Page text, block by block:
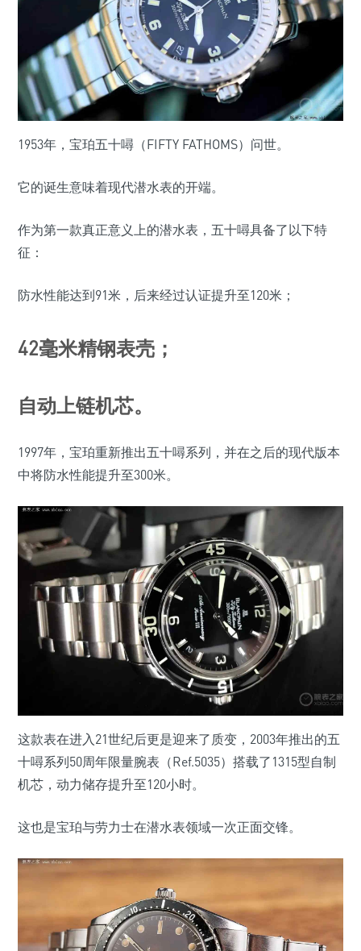
1953年，宝珀五十噚（FIFTY FATHOMS）问世。
它的诞生意味着现代潜水表的开端。
作为第一款真正意义上的潜水表，五十噚具备了以下特
征：
防水性能达到91米，后来经过认证提升至120米；
42毫米精钢表壳；
自动上链机芯。
1997年，宝珀重新推出五十噚系列，并在之后的现代版本
中将防水性能提升至300米。
这款表在进入21世纪后更是迎来了质变，2003年推出的五
十噚系列50周年限量腕表（Ref.5035）搭载了1315型自制
机芯，动力储存提升至120小时。
这也是宝珀与劳力士在潜水表领域一次正面交锋。